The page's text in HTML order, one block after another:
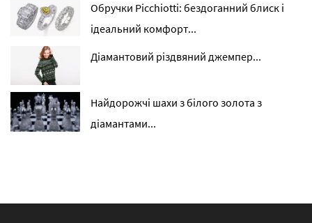
Обручки Picchiotti: бездоганний блиск і
ідеальний комфорт...
Діамантовий різдвяний джемпер...
Найдорожчі шахи з білого золота з
діамантами...